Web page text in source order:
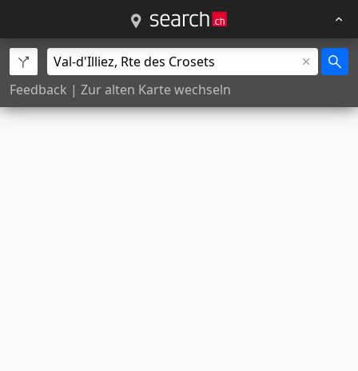
Feedback | Zur alten Karte wechseln